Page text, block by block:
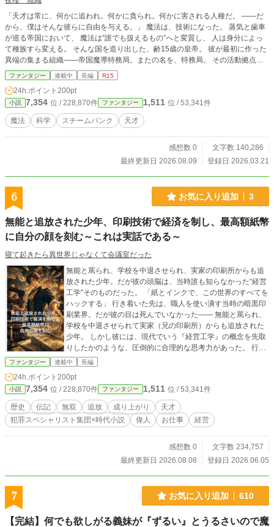
「天才は常に、何かに追われ。何かに貪られ。何かに害される人種だ。 ――だ
から、僕はそんな彼らに自由を与える。」 魔法は、技術になった。 蒸気と歯車
が巡る帝国において、 魔法は“誰でも扱えるもの”へと変質し、 人は身分によっ
て種族すら変える。 そんな国を造り出した、齢15歳の皇帝。 彼が最初に作った
異端の集まる組織――帝国魔導特務局。またの名を、特務局。 その活動拠点、
《黑棺》に集うのは、 何かしらの才を持つが故に、自由を奪われてきた者達。
帝国は彼らに、 物資を、時間を、権限を――無尽蔵に与える。 その対価とし
て、 彼らの力によって発生した副産物の多くは、帝国の為に使われる。 ――全
ては、二度と失わない為に。 そんな組織に所属する1人、イリス・ヴォルカ。
そんな彼女に与えられたのは、 特務局“外”の組織、暗務局からやってきた新人、
ノア・アルヴェルトとの共同任務だった。 合理で動く異質を自覚している異端
にも違い過ぎるが故に、より洗練された在り方を極めていく。 これは、 隠れた
異端と堂々とした異端が、 それぞれの日常・非日常を交差させて前に進む魔導
方がまだ、私は幸せだから。」 ※4/5～ 毎週日曜、水曜朝6時更新 ※5/5～ 毎
週月曜、水曜、金曜、日曜朝6時更新
ファンタジー 連載中 長編 R15
24h.ポイント 200pt
小説 7,354 位 / 228,870件 ファンタジー 1,511 位 / 53,341件
魔法 科学 スチームパンク 天才
感想数 0
文字数 140,286
最終更新日 2026.08.09
登録日 2026.03.21
6 お気に入り追加 3
無能と追放された少年、印刷技術で経済を制し、最高額紙幣
に自分の顔を刻む～これは実話である～
寝て起きたら異世界じゃなくて会議室だった
無能と罵られ、学校を中退させられ、実家の印刷所からも追
放された少年。だが彼の頭脳は、当時誰も知らなかった“経営
工学”そのものだった。 「紙とインクで、この世界のすべてを
ハックする」 行き着いた先は、職人を使い潰す当時の暗黒印
刷業界。だが彼の目は死んでいなかった―― 無能と罵られ、
学校を中退させられて実家（兄の印刷所）からも追放された
少年。 しかし彼には、現代でいう『経営工学』の概念を先取
りしたかのような、圧倒的に合理的な思考力があった。 行き
着いた先は、過酷な労働環境で職人を使い潰す、当時の暗黒
目は死んでいなかった。 「無駄だらけの生産ライン、非効率
なサプライチェーン……ふん、俺の合理主義なら3日で最適化
（ハック）できるな」 独自の『13の徳目』による徹底した時
間管理、業務のカイゼン、さらには大衆の心を掴む圧倒的な
メディア戦略を駆使し、彼は瞬く間に印刷業界で頭角を現し
クなライバルたちを逆に圧倒（ハック）してしまう。 だが、
彼の野望はそこでは終わらない。 彼が目をつけたのは、激動
く知性。 これらを組み合わせ、彼は植民地（国家）の生命線
である『通貨発行権（紙幣印刷の請負）』を文字通りハッキ
値を与える。これ以上の快感があるか？」 独自のインフラと
ファンタジー 連載中 長編
24h.ポイント 200pt
小説 7,354 位 / 228,870件 ファンタジー 1,511 位 / 53,341件
歴史 伝記 無双 追放 成り上がり
天才
犯罪スペシャリスト集団×時代小説
偉人 お仕事 経営
感想数 0
文字数 234,757
最終更新日 2026.08.08
登録日 2026.06.05
7 お気に入り追加 610
【完結】何でも欲しがる義妹が『ずるい』とうるさいので魔